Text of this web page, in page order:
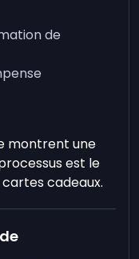
de
montrent une
est le
cadeaux.